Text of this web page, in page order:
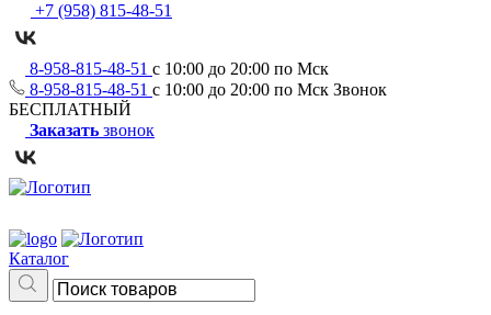
+7 (958) 815-48-51
8-958-815-48-51 с 10:00 до 20:00 по Мск
8-958-815-48-51 с 10:00 до 20:00 по Мск Звонок
БЕСПЛАТНЫЙ
Заказать звонок
Каталог